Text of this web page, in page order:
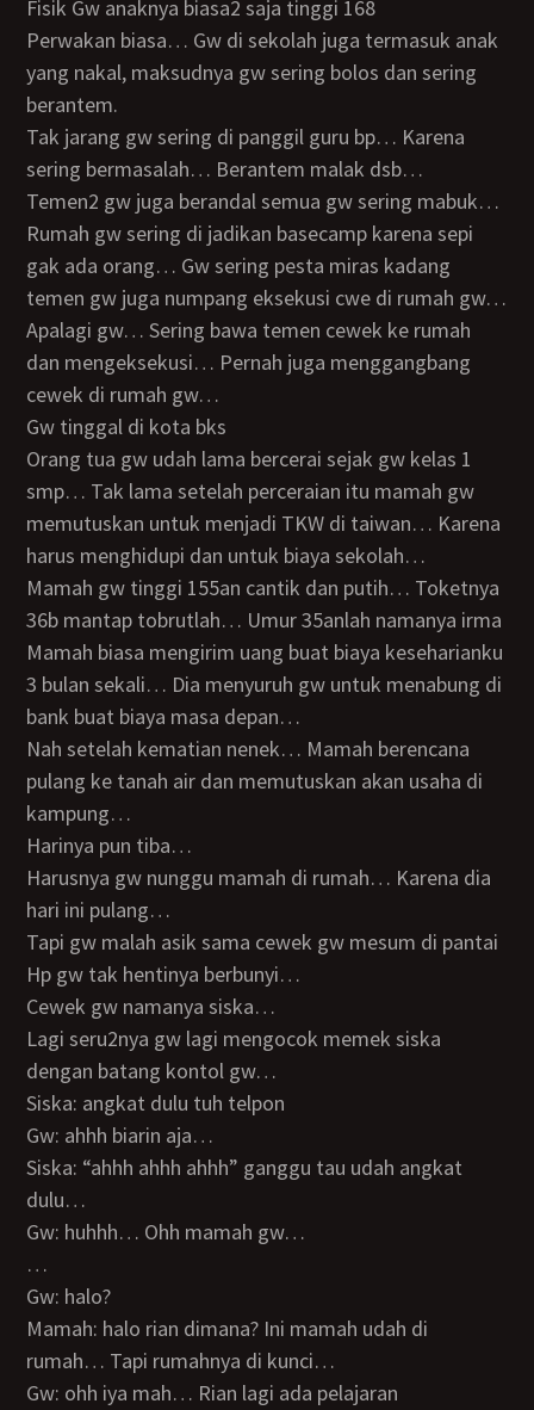
Fisik Gw anaknya biasa2 saja tinggi 168
Perwakan biasa… Gw di sekolah juga termasuk anak
yang nakal, maksudnya gw sering bolos dan sering
berantem.
Tak jarang gw sering di panggil guru bp… Karena
sering bermasalah… Berantem malak dsb…
Temen2 gw juga berandal semua gw sering mabuk…
Rumah gw sering di jadikan basecamp karena sepi
gak ada orang… Gw sering pesta miras kadang
temen gw juga numpang eksekusi cwe di rumah gw…
Apalagi gw… Sering bawa temen cewek ke rumah
dan mengeksekusi… Pernah juga menggangbang
cewek di rumah gw…
Gw tinggal di kota bks
Orang tua gw udah lama bercerai sejak gw kelas 1
smp… Tak lama setelah perceraian itu mamah gw
memutuskan untuk menjadi TKW di taiwan… Karena
harus menghidupi dan untuk biaya sekolah…
Mamah gw tinggi 155an cantik dan putih… Toketnya
36b mantap tobrutlah… Umur 35anlah namanya irma
Mamah biasa mengirim uang buat biaya keseharianku
3 bulan sekali… Dia menyuruh gw untuk menabung di
bank buat biaya masa depan…
Nah setelah kematian nenek… Mamah berencana
pulang ke tanah air dan memutuskan akan usaha di
kampung…
Harinya pun tiba…
Harusnya gw nunggu mamah di rumah… Karena dia
hari ini pulang…
Tapi gw malah asik sama cewek gw mesum di pantai
Hp gw tak hentinya berbunyi…
Cewek gw namanya siska…
Lagi seru2nya gw lagi mengocok memek siska
dengan batang kontol gw…
Siska: angkat dulu tuh telpon
Gw: ahhh biarin aja…
Siska: “ahhh ahhh ahhh” ganggu tau udah angkat
dulu…
Gw: huhhh… Ohh mamah gw…
…
Gw: halo?
Mamah: halo rian dimana? Ini mamah udah di
rumah… Tapi rumahnya di kunci…
Gw: ohh iya mah… Rian lagi ada pelajaran